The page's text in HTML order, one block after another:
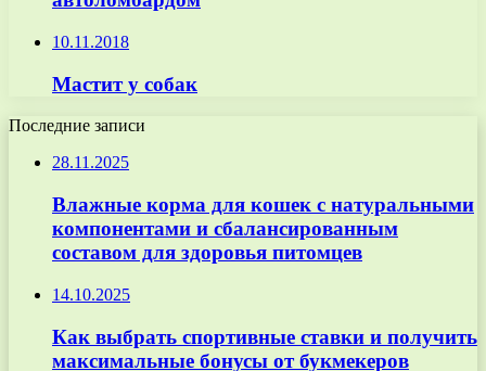
10.11.2018
Мастит у собак
Последние записи
28.11.2025
Влажные корма для кошек с натуральными
компонентами и сбалансированным
составом для здоровья питомцев
14.10.2025
Как выбрать спортивные ставки и получить
максимальные бонусы от букмекеров